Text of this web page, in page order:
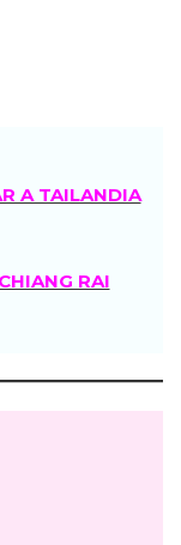
A TAILANDIA
RAI